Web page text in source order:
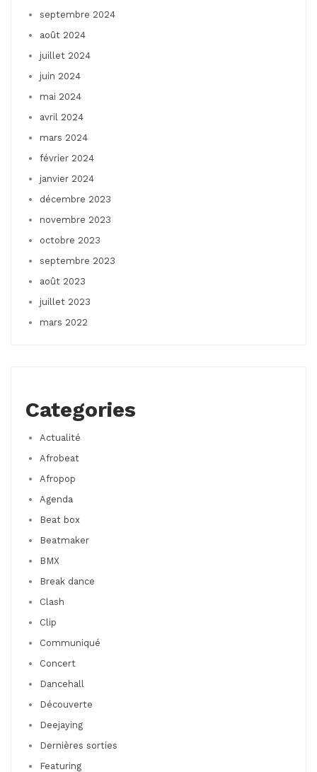
septembre 2024
août 2024
juillet 2024
juin 2024
mai 2024
avril 2024
mars 2024
février 2024
janvier 2024
décembre 2023
novembre 2023
octobre 2023
septembre 2023
août 2023
juillet 2023
mars 2022
Categories
Actualité
Afrobeat
Afropop
Agenda
Beat box
Beatmaker
BMX
Break dance
Clash
Clip
Communiqué
Concert
Dancehall
Découverte
Deejaying
Dernières sorties
Featuring